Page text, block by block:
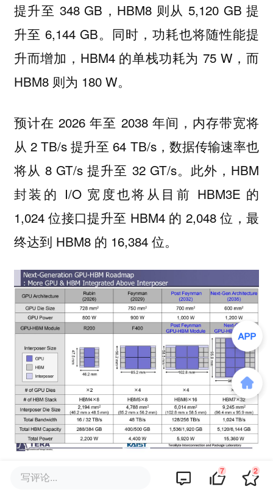
提升至 348 GB，HBM8 则从 5,120 GB 提
升至 6,144 GB。同时，功耗也将随性能提
升而增加，HBM4 的单栈功耗为 75 W，而
HBM8 则为 180 W。
预计在 2026 年至 2038 年间，内存带宽将
从 2 TB/s 提升至 64 TB/s，数据传输速率也
将从 8 GT/s 提升至 32 GT/s。此外，HBM
封装的 I/O 宽度也将从目前 HBM3E 的
1,024 位接口提升至 HBM4 的 2,048 位，最
终达到 HBM8 的 16,384 位。
而作为HBM的核心，DRAM技术也走到了分
写评论... 7 2